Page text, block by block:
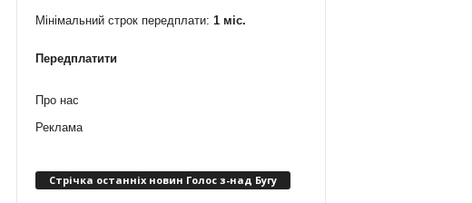
Мінімальний строк передплати: 1 міс.
Передплатити
Про нас
Реклама
Стрічка останніх новин Голос з-над Бугу